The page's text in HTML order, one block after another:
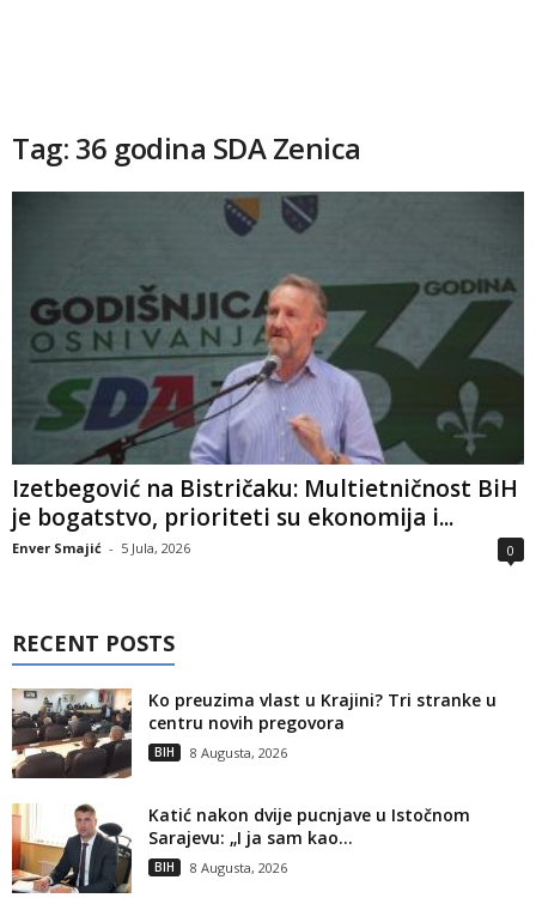
Tag: 36 godina SDA Zenica
Izetbegović na Bistričaku: Multietničnost BiH
je bogatstvo, prioriteti su ekonomija i...
Enver Smajić - 5 Jula, 2026 0
RECENT POSTS
Ko preuzima vlast u Krajini? Tri stranke u
centru novih pregovora
BIH 8 Augusta, 2026
Katić nakon dvije pucnjave u Istočnom
Sarajevu: „I ja sam kao...
BIH 8 Augusta, 2026